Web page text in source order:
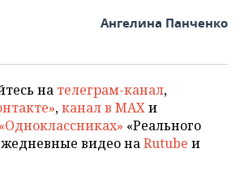
Ангелина Панченко
на телеграм-канал,
,канал в MAXи
«Реального
видео наRutube и